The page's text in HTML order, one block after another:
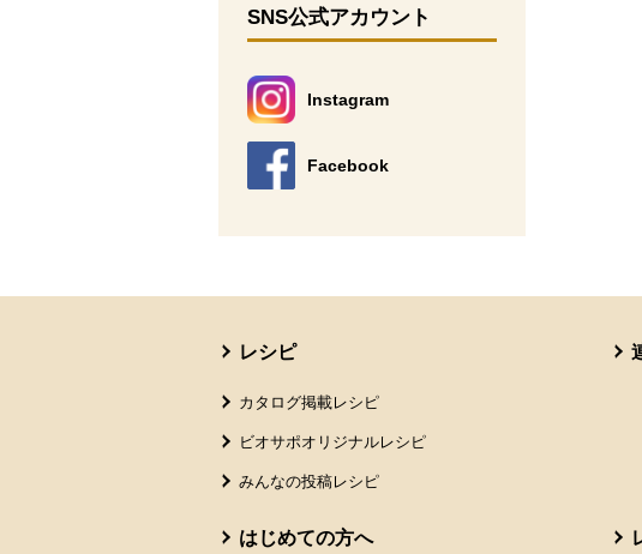
SNS公式アカウント
Instagram
別のウィンドウで開きます。
Facebook
別のウィンドウで開きます。
レシピ
カタログ掲載レシピ
ビオサポオリジナルレシピ
みんなの投稿レシピ
はじめての方へ